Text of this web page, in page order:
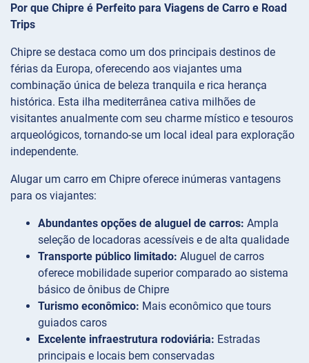
Por que Chipre é Perfeito para Viagens de Carro e Road
Trips
Chipre se destaca como um dos principais destinos de
férias da Europa, oferecendo aos viajantes uma
combinação única de beleza tranquila e rica herança
histórica. Esta ilha mediterrânea cativa milhões de
visitantes anualmente com seu charme místico e tesouros
arqueológicos, tornando-se um local ideal para exploração
independente.
Alugar um carro em Chipre oferece inúmeras vantagens
para os viajantes:
Abundantes opções de aluguel de carros: Ampla
seleção de locadoras acessíveis e de alta qualidade
Transporte público limitado: Aluguel de carros
oferece mobilidade superior comparado ao sistema
básico de ônibus de Chipre
Turismo econômico: Mais econômico que tours
guiados caros
Excelente infraestrutura rodoviária: Estradas
principais e locais bem conservadas